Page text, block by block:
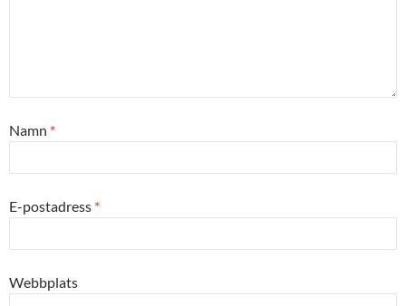
Namn *
E-postadress *
Webbplats